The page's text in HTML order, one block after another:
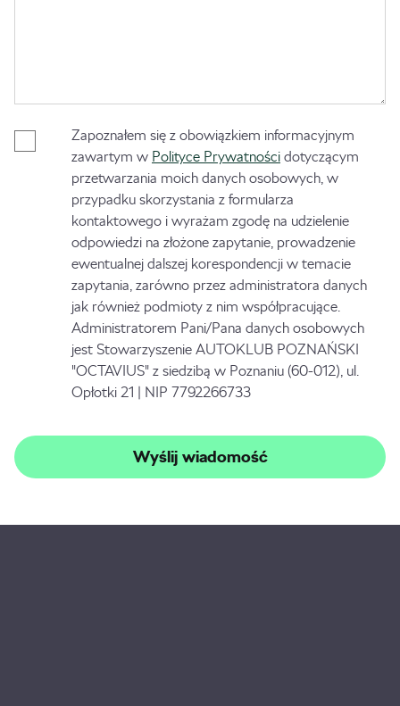
Zapoznałem się z obowiązkiem informacyjnym
zawartym w Polityce Prywatności dotyczącym
przetwarzania moich danych osobowych, w
przypadku skorzystania z formularza
kontaktowego i wyrażam zgodę na udzielenie
odpowiedzi na złożone zapytanie, prowadzenie
ewentualnej dalszej korespondencji w temacie
zapytania, zarówno przez administratora danych
jak również podmioty z nim współpracujące.
Administratorem Pani/Pana danych osobowych
jest Stowarzyszenie AUTOKLUB POZNAŃSKI
"OCTAVIUS" z siedzibą w Poznaniu (60-012), ul.
Opłotki 21 | NIP 7792266733